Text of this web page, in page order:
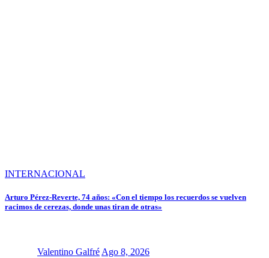
INTERNACIONAL
Arturo Pérez-Reverte, 74 años: «Con el tiempo los recuerdos se vuelven
racimos de cerezas, donde unas tiran de otras»
Valentino GalfréAgo 8, 2026